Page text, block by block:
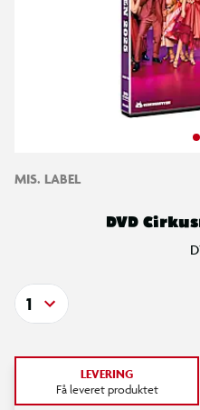
MIS. LABEL
DVD
1
LEVERING
Få leveret produktet